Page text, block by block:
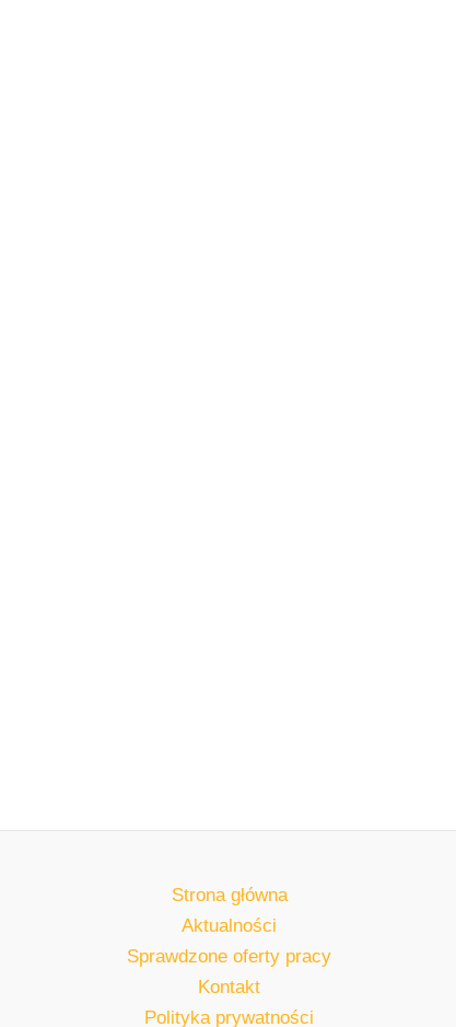
Strona główna
Aktualności
Sprawdzone oferty pracy
Kontakt
Polityka prywatności